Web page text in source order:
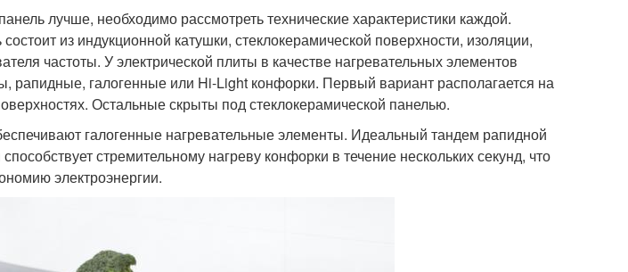
лучше, необходимо рассмотреть технические характеристики каждой.
из индукционной катушки, стеклокерамической поверхности, изоляции,
частоты. У электрической плиты в качестве нагревательных элементов
рапидные, галогенные или Hi-Light конфорки. Первый вариант располагается на
Остальные скрыты под стеклокерамической панелью.
галогенные нагревательные элементы. Идеальный тандем рапидной
стремительному нагреву конфорки в течение нескольких секунд, что
электроэнергии.